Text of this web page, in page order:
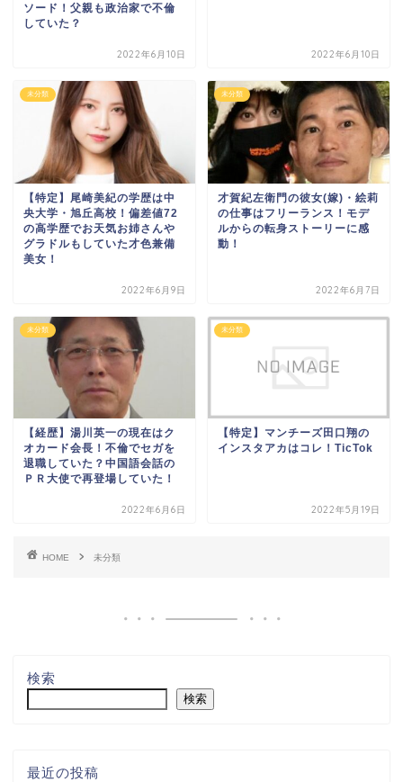
ソード！父親も政治家で不倫
していた？
2022年6月10日 2022年6月10日
未分類
【特定】尾崎美紀の学歴は中
央大学・旭丘高校！偏差値72
の高学歴でお天気お姉さんや
グラドルもしていた才色兼備
美女！
2022年6月9日
未分類
才賀紀左衛門の彼女(嫁)・絵莉
の仕事はフリーランス！モデ
ルからの転身ストーリーに感
動！
2022年6月7日
未分類
【経歴】湯川英一の現在はク
オカード会長！不倫でセガを
退職していた？中国語会話の
ＰＲ大使で再登場していた！
2022年6月6日
未分類
【特定】マンチーズ田口翔の
インスタアカはコレ！TicTok
2022年5月19日
HOME 未分類
検索
検索
最近の投稿